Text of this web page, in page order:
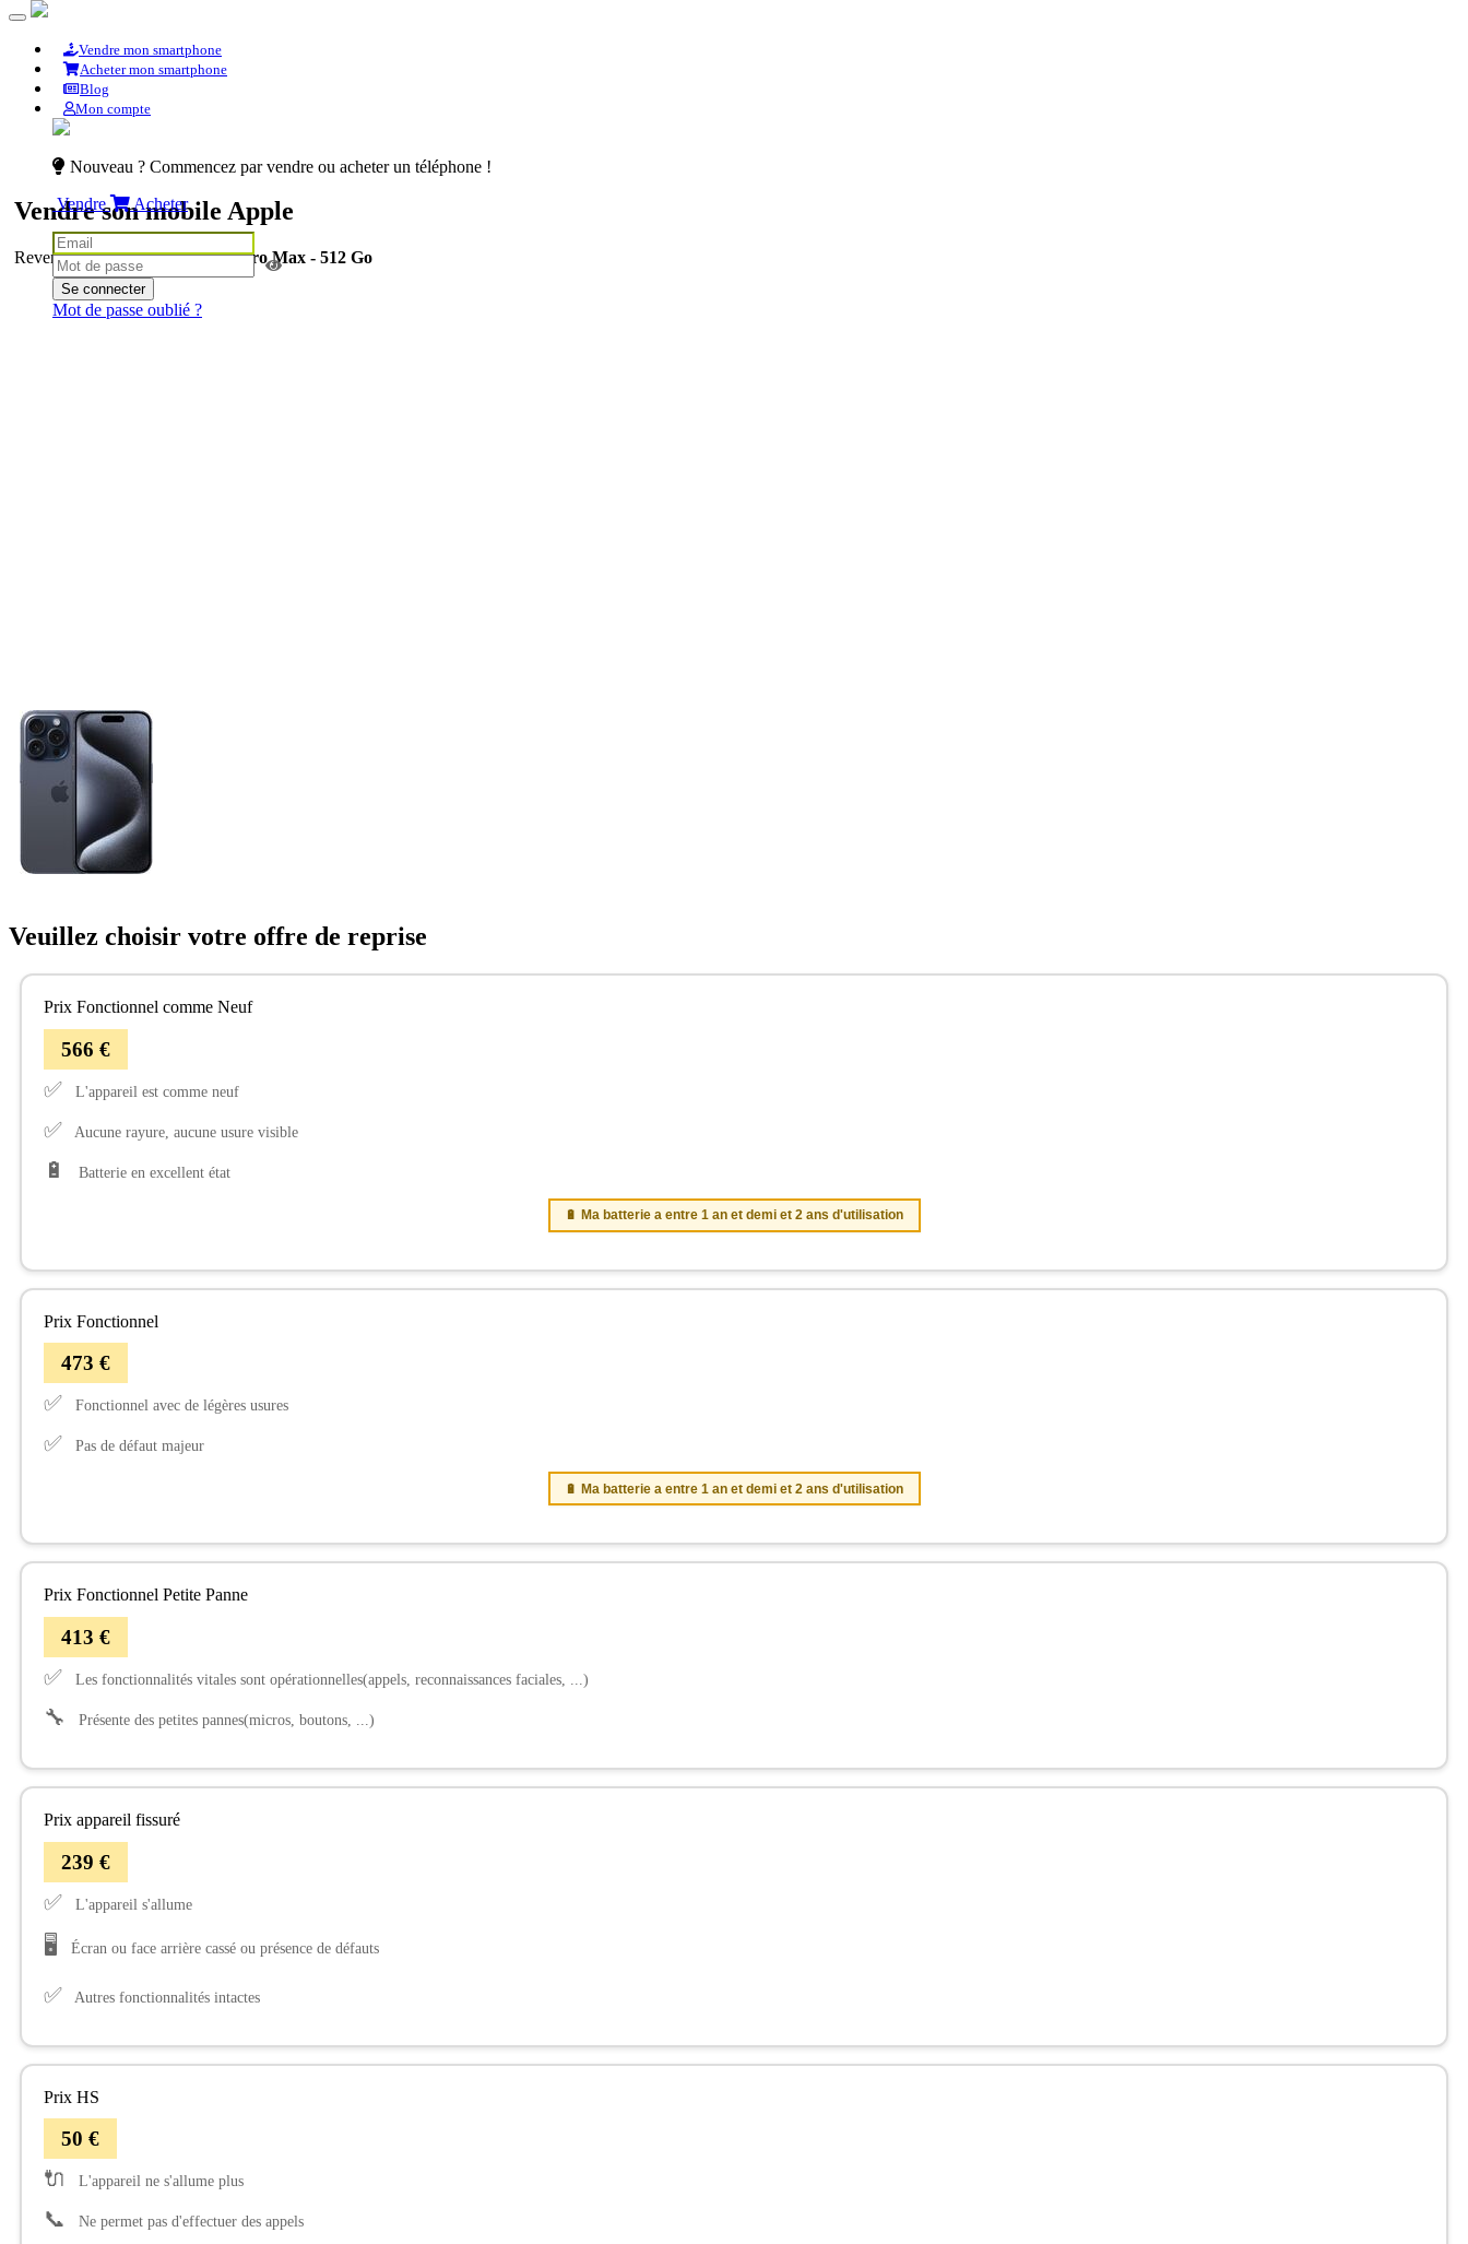
Vendre mon smartphone
Acheter mon smartphone
Blog
Mon compte
Nouveau ? Commencez par vendre ou acheter un téléphone !
Vendre
Acheter
Se connecter
Mot de passe oublié ?
Vendre son mobile Apple
Revendre sonApple iPhone 15 Pro Max - 512 Go
Veuillez choisir votre offre de reprise
Prix Fonctionnel comme Neuf
566 €
✅ L'appareil est comme neuf
✅ Aucune rayure, aucune usure visible
🔋 Batterie en excellent état
🔋 Ma batterie a entre 1 an et demi et 2 ans d'utilisation
Prix Fonctionnel
473 €
✅ Fonctionnel avec de légères usures
✅ Pas de défaut majeur
🔋 Ma batterie a entre 1 an et demi et 2 ans d'utilisation
Prix Fonctionnel Petite Panne
413 €
✅ Les fonctionnalités vitales sont opérationnelles(appels, reconnaissances faciales, ...)
🔧 Présente des petites pannes(micros, boutons, ...)
Prix appareil fissuré
239 €
✅ L'appareil s'allume
🖥️ Écran ou face arrière cassé ou présence de défauts
✅ Autres fonctionnalités intactes
Prix HS
50 €
🔌 L'appareil ne s'allume plus
📞 Ne permet pas d'effectuer des appels